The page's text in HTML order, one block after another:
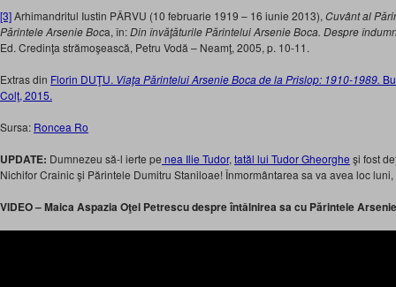
[3]Arhimandritul Iustin PÂRVU (10 februarie 1919 – 16 iunie 2013), Cuvânt al
Părintele Arsenie Boca, în:Din învăţăturile Părintelui Arsenie Boca. Despre
Ed. Credinţa strămoşească, Petru Vodă – Neamţ, 2005, p. 10-11.
Extras din Florin DUŢU. Viaţa Părintelui Arsenie Boca de la Prislop: 1910-1989.
Colţ, 2015.
Sursa: Roncea Ro
UPDATE: Dumnezeu să-l ierte pe nea Ilie Tudor, tatăl lui Tudor Gheorghe şi fost
Nichifor Crainic şi Părintele Dumitru Staniloae! Înmormântarea sa va avea loc
VIDEO – Maica Aspazia Oţel Petrescu despre întâlnirea sa cu Părintele